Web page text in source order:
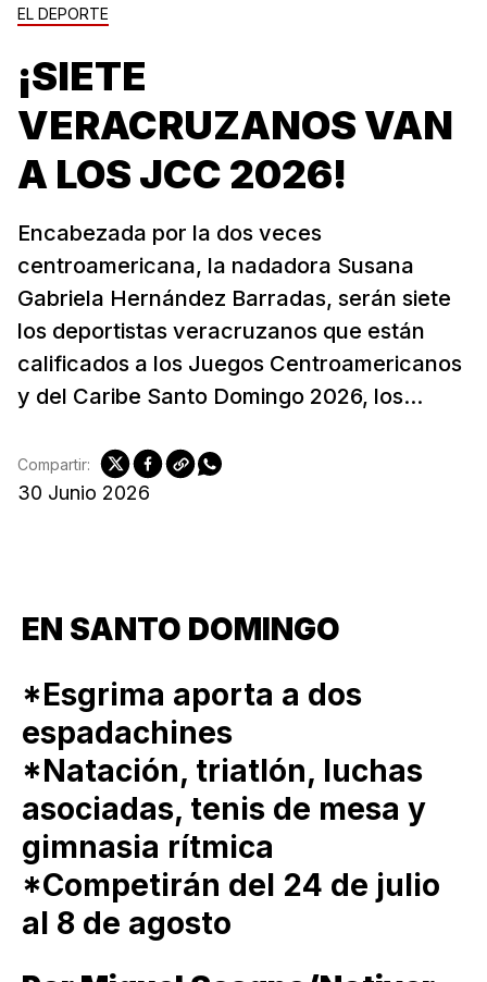
EL DEPORTE
¡SIETE
VERACRUZANOS VAN
A LOS JCC 2026!
Encabezada por la dos veces
centroamericana, la nadadora Susana
Gabriela Hernández Barradas, serán siete
los deportistas veracruzanos que están
calificados a los Juegos Centroamericanos
y del Caribe Santo Domingo 2026, los...
30 Junio 2026
Compartir:
EN SANTO DOMINGO
*Esgrima aporta a dos
espadachines
*Natación, triatlón, luchas
asociadas, tenis de mesa y
gimnasia rítmica
*Competirán del 24 de julio
al 8 de agosto